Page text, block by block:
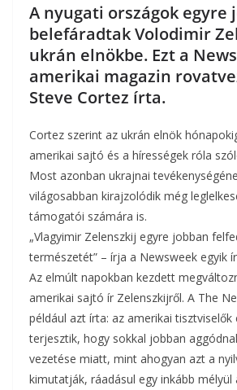
A nyugati országok egyre
belefáradtak Volodimir
ukrán elnökbe. Ezt a
amerikai magazin
Steve Cortez írta.
Cortez szerint az ukrán elnök
amerikai sajtó és a hírességek róla
Most azonban ukrajnai
világosabban kirajzolódik még
támogatói számára is.
„Vlagyimir Zelenszkij egyre jobban
természetét” – írja a Newsweek egyik
Az elmúlt napokban kezdett
amerikai sajtó ír Zelenszkijről. A The
például azt írta: az amerikai
terjesztik, hogy sokkal jobban
vezetése miatt, mint ahogyan azt a
kimutatják, ráadásul egy inkább mélyül